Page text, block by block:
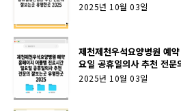
2025년 10월 03일
제천제천우석요양병원 예
요일 공휴일의사 추천 전
2025년 10월 03일